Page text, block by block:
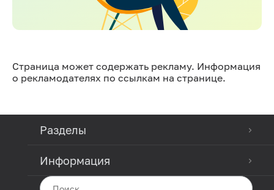
Страница может содержать рекламу. Информация
о рекламодателях по ссылкам на странице.
Разделы
Информация